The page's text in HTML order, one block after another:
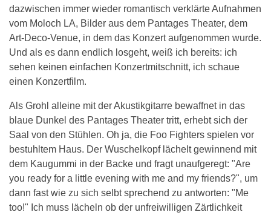
dazwischen immer wieder romantisch verklärte Aufnahmen
vom Moloch LA, Bilder aus dem Pantages Theater, dem
Art-Deco-Venue, in dem das Konzert aufgenommen wurde.
Und als es dann endlich losgeht, weiß ich bereits: ich
sehen keinen einfachen Konzertmitschnitt, ich schaue
einen Konzertfilm.
Als Grohl alleine mit der Akustikgitarre bewaffnet in das
blaue Dunkel des Pantages Theater tritt, erhebt sich der
Saal von den Stühlen. Oh ja, die Foo Fighters spielen vor
bestuhltem Haus. Der Wuschelkopf lächelt gewinnend mit
dem Kaugummi in der Backe und fragt unaufgeregt: "Are
you ready for a little evening with me and my friends?", um
dann fast wie zu sich selbt sprechend zu antworten: "Me
too!" Ich muss lächeln ob der unfreiwilligen Zärtlichkeit